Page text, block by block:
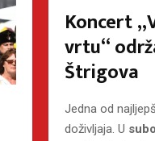
Koncert
vrtu“
Štrigova
Jedna od
doživljaja. U